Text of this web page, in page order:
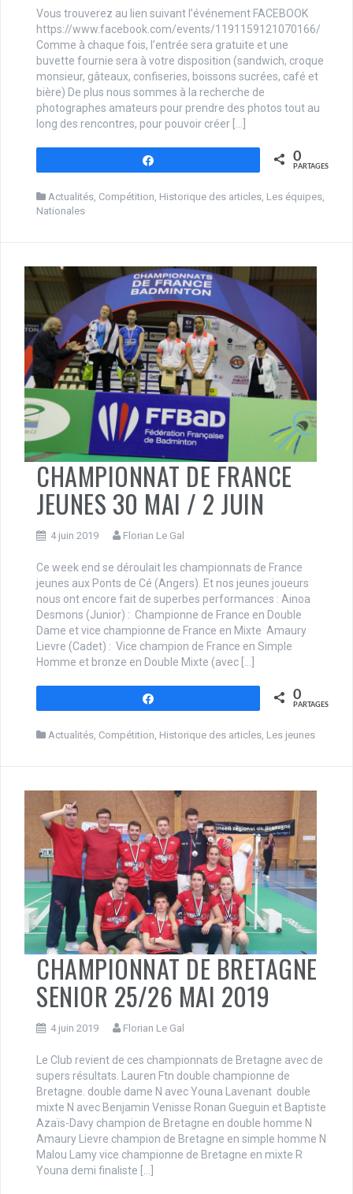
Vous trouverez au lien suivant l’événement FACEBOOK
https://www.facebook.com/events/1191159121070166/
Comme à chaque fois, l’entrée sera gratuite et une
buvette fournie sera à votre disposition (sandwich, croque
monsieur, gâteaux, confiseries, boissons sucrées, café et
bière) De plus nous sommes à la recherche de
photographes amateurs pour prendre des photos tout au
long des rencontres, pour pouvoir créer […]
0
PARTAGES
Actualités, Compétition, Historique des articles, Les équipes,
Nationales
CHAMPIONNAT DE FRANCE
JEUNES 30 MAI / 2 JUIN
4 juin 2019 Florian Le Gal
Ce week end se déroulait les championnats de France
jeunes aux Ponts de Cé (Angers). Et nos jeunes joueurs
nous ont encore fait de superbes performances : Ainoa
Desmons (Junior) : Championne de France en Double
Dame et vice championne de France en Mixte Amaury
Lievre (Cadet) : Vice champion de France en Simple
Homme et bronze en Double Mixte (avec […]
0
PARTAGES
Actualités Compétition Historique des articles Les jeunes
CHAMPIONNAT DE BRETAGNE
SENIOR 25/26 MAI 2019
4 juin 2019 Florian Le Gal
Le Club revient de ces championnats de Bretagne avec de
supers résultats. Lauren Ftn double championne de
Bretagne. double dame N avec Youna Lavenant double
mixte N avec Benjamin Venisse Ronan Gueguin et Baptiste
Azaïs-Davy champion de Bretagne en double homme N
Amaury Lievre champion de Bretagne en simple homme N
Malou Lamy vice championne de Bretagne en mixte R
Youna demi finaliste […]